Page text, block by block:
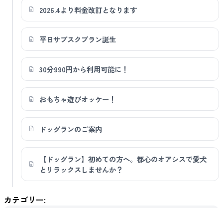
2026.4より料金改訂となります
平日サブスクプラン誕生
30分990円から利用可能に！
おもちゃ遊びオッケー！
ドッグランのご案内
【ドッグラン】初めての方へ。都心のオアシスで愛犬
とリラックスしませんか？
カテゴリー: